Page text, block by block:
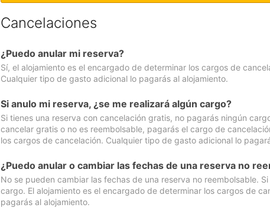
Cancelaciones
¿Puedo anular mi reserva?
Sí, el alojamiento es el encargado de determinar los cargos de
Cualquier tipo de gasto adicional lo pagarás al alojamiento.
Si anulo mi reserva, ¿se me realizará algún cargo?
Si tienes una reserva con cancelación gratis, no pagarás ningún
cancelar gratis o no es reembolsable, pagarás el cargo de
los cargos de cancelación. Cualquier tipo de gasto adicional lo
¿Puedo anular o cambiar las fechas de una reserva no
No se pueden cambiar las fechas de una reserva no reembolsable.
cargo. El alojamiento es el encargado de determinar los cargos de
pagarás al alojamiento.